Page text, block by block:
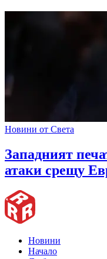
Новини от Света
Западният
атаки срещу
Новини
Начало